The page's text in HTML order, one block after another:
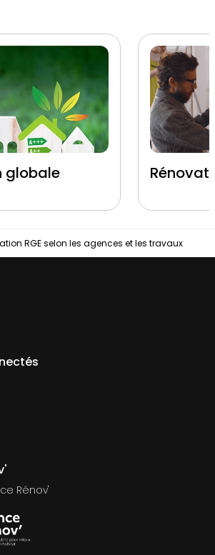
globale
RGE selon les agences et les travaux
Rénov'